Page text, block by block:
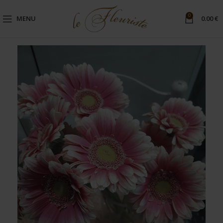
MENU 0 0.00€